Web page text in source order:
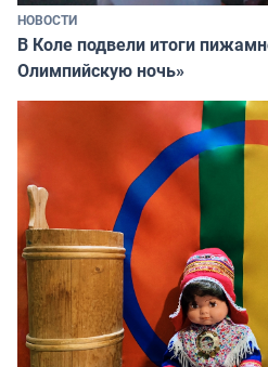
НОВОСТИ
В Коле подвели итоги
Олимпийскую ночь»